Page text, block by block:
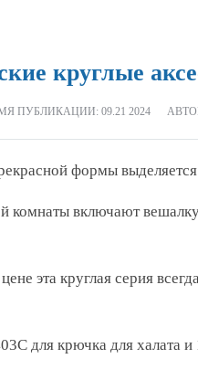
круглые
ПУБЛИКАЦИИ: 09.21 2024
формы
комнаты включают
эта круглая серия
для крючка для халата